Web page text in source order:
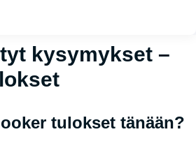
kysymykset –
tulokset tänään?